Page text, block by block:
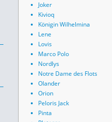
Joker
Kivioq
Königin Wilhelmina
Lene
Lovis
Marco Polo
Nordlys
Notre Dame des Flots
Olander
Orion
Peloris Jack
Pinta